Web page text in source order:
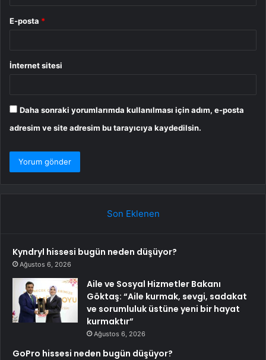
E-posta *
İnternet sitesi
Daha sonraki yorumlarımda kullanılması için adım, e-posta
adresim ve site adresim bu tarayıcıya kaydedilsin.
Son Eklenen
Kyndryl hissesi bugün neden düşüyor?
Ağustos 6, 2026
Aile ve Sosyal Hizmetler Bakanı
Göktaş: “Aile kurmak, sevgi, sadakat
ve sorumluluk üstüne yeni bir hayat
kurmaktır”
Ağustos 6, 2026
GoPro hissesi neden bugün düşüyor?